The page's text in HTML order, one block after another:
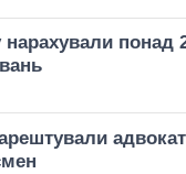
понад